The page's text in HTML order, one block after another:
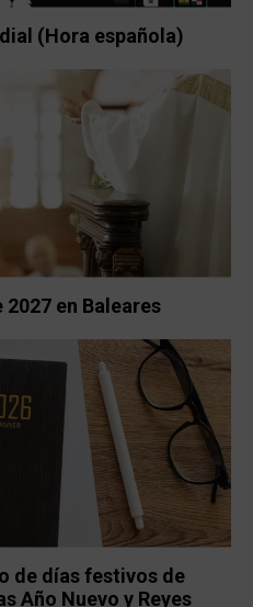
(Hora española)
en Baleares
de días festivos de
Año Nuevo y Reyes